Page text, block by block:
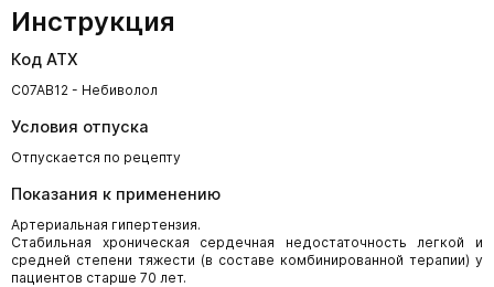
Инструкция
Код АТХ
C07AB12 - Небиволол
Условия отпуска
Отпускается по рецепту
Показания к применению
Артериальная гипертензия.
Стабильная хроническая сердечная недостаточность легкой и
средней степени тяжести (в составе комбинированной терапии) у
пациентов старше 70 лет.